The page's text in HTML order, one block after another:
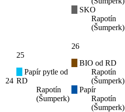
SKO
Rapotín
(Šumperk)
24
25
Papír pytle od
RD
Rapotín
(Šumperk)
26
BIO od RD
Rapotín
(Šumperk)
Papír
Rapotín
(Šumperk)